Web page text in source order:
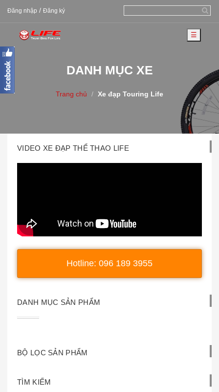
Đăng nhập / Đăng ký
☰
DANH MỤC XE
Trang chủ Xe đạp Touring Life
VIDEO XE ĐẠP THỂ THAO LIFE
Hotline: 096 189 3955
DANH MỤC SẢN PHẨM
BỘ LỌC SẢN PHẨM
TÌM KIẾM